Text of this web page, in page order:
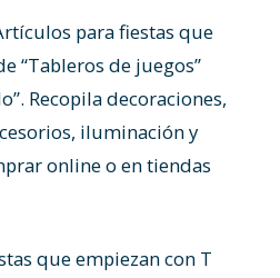
para fiestas que
“Tableros de juegos”
Recopila decoraciones,
iluminación y
online o en tiendas
que empiezan con T